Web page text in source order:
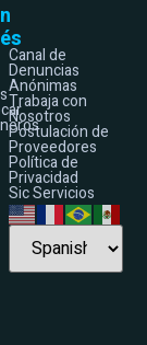
Canal de
Denuncias
Anónimas
Trabaja con
Nosotros
Postulación de
Proveedores
Política de
Privacidad
Sic Servicios